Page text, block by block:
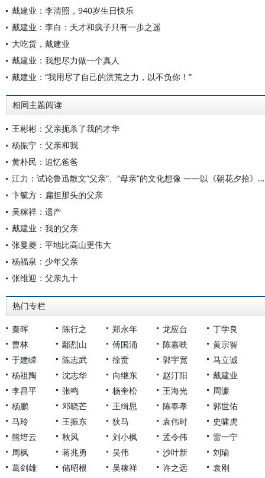
戴建业：李清照，940岁生日快乐
戴建业：李白：天才和疯子只有一步之遥
大吃货，戴建业
戴建业：我想尽力做一个真人
戴建业：“我用尽了自己的洪荒之力，以不负你！”
相同主题阅读
王彬彬：父亲扼杀了我的才华
杨振宁：父亲和我
黄朴民：追忆爸爸
江力：试论鲁迅散文“父亲”、“母亲”的文化想像 ——以《朝花夕拾》为中心（最新修订版）
卞毓方：扁担那头的父亲
吴稼祥：遗产
戴建业：我的父亲
张曼菱：平地比高山更伟大
杨福泉：少年父亲
张维迎：父亲九十
热门专栏
秦晖 陈行之 郑永年 龙应台
丁学良
曹林
鄢烈山 傅国涌 陈嘉映
黄宗智
于建嵘
陈志武 徐贲 郭宇宽
马立诚
杨祖陶
沈志华 向继东 赵汀阳
戴建业
李昌平
张鸣 杨奎松 王海光
周濂
杨鹏
邓晓芒 王缉思 陈奉孝
郭世佑
马玲
王振东 狄马 袁伟时
史啸虎
熊培云
秋风 刘小枫 孟令伟
雷一宁
周枫
蒋兆勇 吴伟 沙叶新
刘瑜
葛剑雄
储昭根 吴稼祥 许之远
袁刚